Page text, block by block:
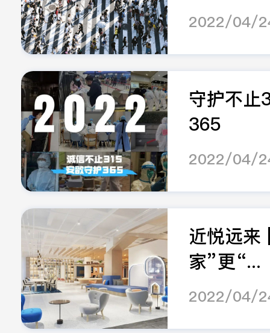
2022/04/
守护不止
365
2022/04/
近悦远来
家”更“...
2022/04/